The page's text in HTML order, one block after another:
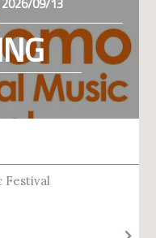
Festival